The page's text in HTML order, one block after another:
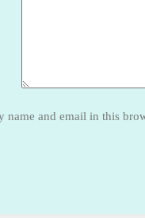
name and email in this